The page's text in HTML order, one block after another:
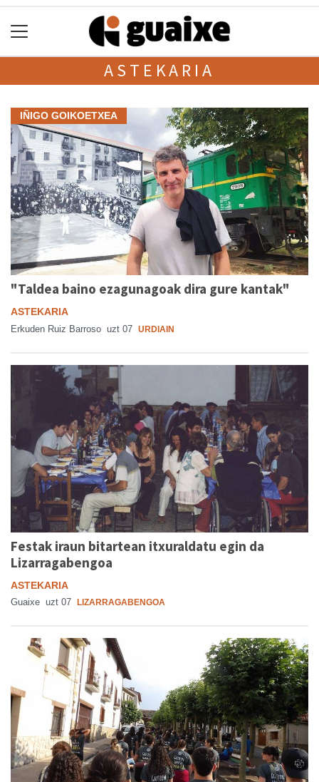
ASTEKARIA
IÑIGO GOIKOETXEA
"Taldea baino ezagunagoak dira gure kantak"
ASTEKARIA
Erkuden Ruiz Barroso uzt 07 URDIAIN
Festak iraun bitartean itxuraldatu egin da
Lizarragabengoa
ASTEKARIA
Guaixe uzt 07 LIZARRAGABENGOA